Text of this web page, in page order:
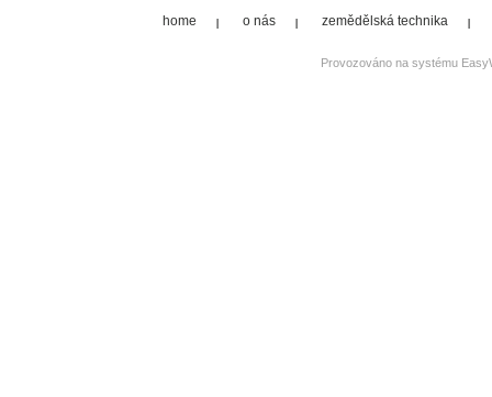
home o nás zemědělská technika
Provozováno na systému